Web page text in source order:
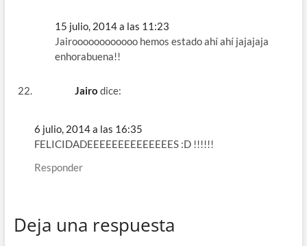
15 julio, 2014 a las 11:23
Jairoooooooooooo hemos estado ahí ahí jajajaja
enhorabuena!!
Jairo dice:
6 julio, 2014 a las 16:35
FELICIDADEEEEEEEEEEEEEES :D !!!!!!
Responder
Deja una respuesta